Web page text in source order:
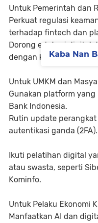
Untuk Pemerintah dan
Perkuat regulasi
terhadap fintech dan
Dorong edukasi digital
dengan komunitas dan
Untuk UMKM dan
Gunakan platform yang
Bank Indonesia.
Rutin update
autentikasi ganda (2FA).
Ikuti pelatihan digital
atau swasta, seperti
Kominfo.
Untuk Pelaku Ekonomi
Manfaatkan AI dan
Kaba Nan